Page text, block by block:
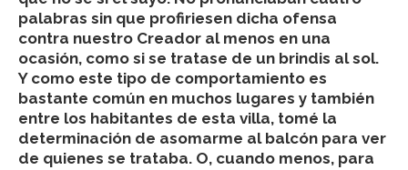
palabras sin que profiriesen dicha ofensa
contra nuestro Creador al menos en una
ocasión, como si se tratase de un brindis al sol.
Y como este tipo de comportamiento es
bastante común en muchos lugares y también
entre los habitantes de esta villa, tomé la
determinación de asomarme al balcón para ver
de quienes se trataba. O, cuando menos, para